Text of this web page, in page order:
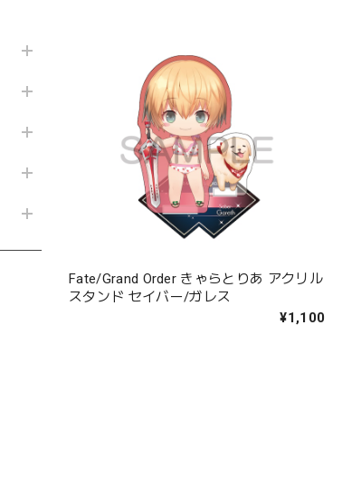
Fate/Grand Order きゃらとりあ アクリル
スタンド セイバー/ガレス
¥1,100